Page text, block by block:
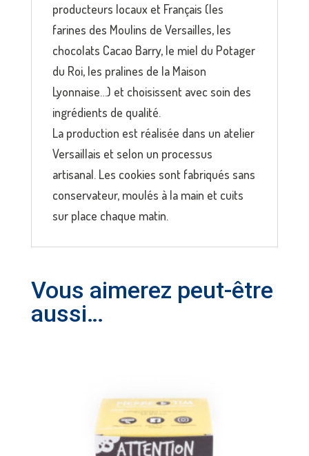
producteurs locaux et Français (les
farines des Moulins de Versailles, les
chocolats Cacao Barry, le miel du Potager
du Roi, les pralines de la Maison
Lyonnaise…) et choisissent avec soin des
ingrédients de qualité.
La production est réalisée dans un atelier
Versaillais et selon un processus
artisanal. Les cookies sont fabriqués sans
conservateur, moulés à la main et cuits
sur place chaque matin.
Vous aimerez peut-être
aussi…